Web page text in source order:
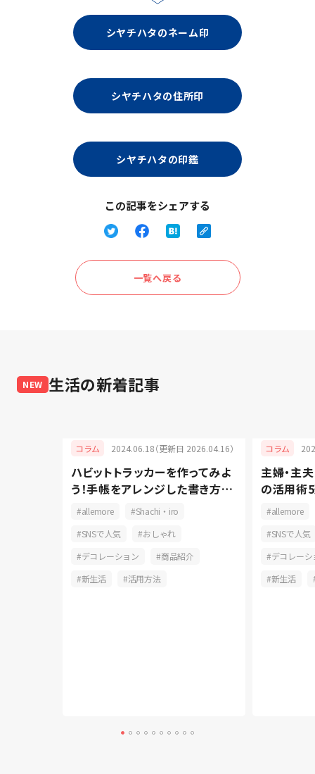
シヤチハタのネーム印
シヤチハタの住所印
シヤチハタの印鑑
この記事をシェアする
一覧へ戻る
NEW 生活の新着記事
コラム 2024.06.18（更新日 2026.04.16）
ハビットトラッカーを作ってみよ
う！手帳をアレンジした書き方と
長続きの秘訣
allemore
Shachi・iro
SNSで人気
おしゃれ
デコレーション
商品紹介
新生活
活用方法
コラム
主婦・主
の活用術
コツをご
allemore
SNSで人気
デコレーシ
新生活